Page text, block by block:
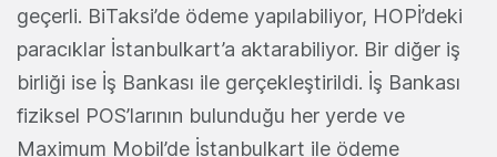
geçerli. BiTaksi’de ödeme yapılabiliyor, HOPİ’deki
paracıklar İstanbulkart’a aktarabiliyor. Bir diğer iş
birliği ise İş Bankası ile gerçekleştirildi. İş Bankası
fiziksel POS’larının bulunduğu her yerde ve
Maximum Mobil’de İstanbulkart ile ödeme